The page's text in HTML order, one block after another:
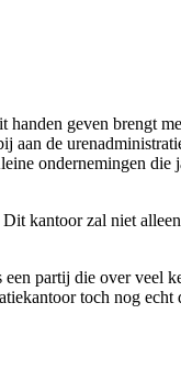
geven brengt
aan de
ondernemingen
kantoor zal niet
partij die over veel
toch nog echt